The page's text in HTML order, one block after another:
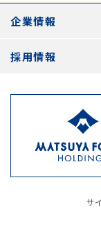
企業情報
採用情報
サ